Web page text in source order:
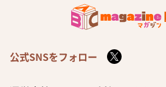
公式SNSをフォロー